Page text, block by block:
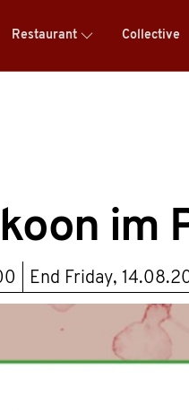
Restaurant Collective
im
End Friday,